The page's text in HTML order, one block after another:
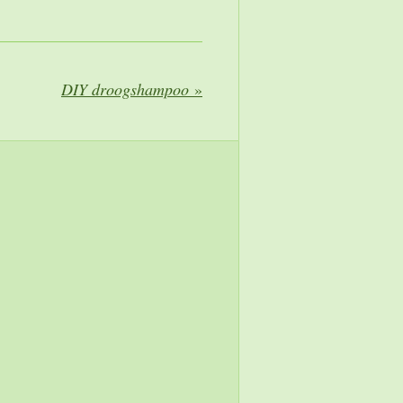
DIY droogshampoo »